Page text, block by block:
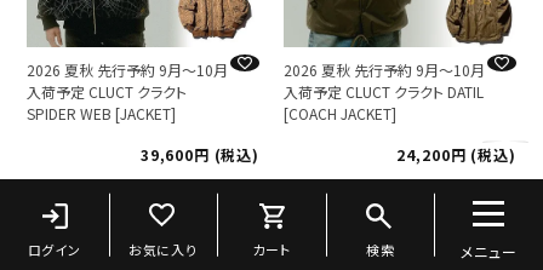
2026 夏秋 先行予約 9月～10月
入荷予定 CLUCT クラクト
SPIDER WEB [JACKET]
39,600
税込
2026 夏秋 先行予約 9月～10月
入荷予定 CLUCT クラクト DATIL
[COACH JACKET]
24,200
税込